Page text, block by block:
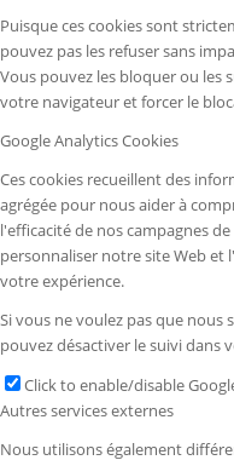
Puisque ces cookies sont
pouvez pas les refuser sans
Vous pouvez les bloquer ou les
votre navigateur et forcer le
Google Analytics Cookies
Ces cookies recueillent des
agrégée pour nous aider à
l'efficacité de nos campagnes
personnaliser notre site Web
votre expérience.
Si vous ne voulez pas que
pouvez désactiver le suivi dans
Click to enable/disable
Autres services externes
Nous utilisons également